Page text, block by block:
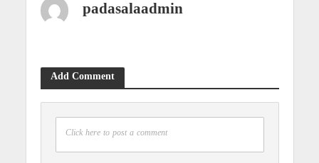
padasalaadmin
Add Comment
Click here to post a comment